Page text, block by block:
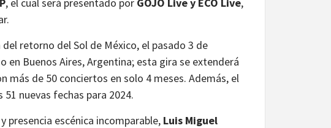
retorno del Sol de México, el pasado 3 de
en Buenos Aires, Argentina; esta gira se extenderá
más de 50 conciertos en solo 4 meses. Además, el
nuevas fechas para 2024.
presencia escénica incomparable, Luis Miguel